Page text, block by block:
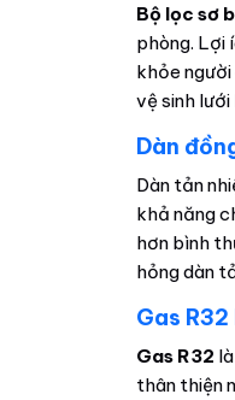
Bộ lọc sơ
phòng. Lợi
khỏe người
vệ sinh
Dàn
Dàn tản
khả năng
hơn bình
hỏng dàn
Gas
Gas R32
thân thiện